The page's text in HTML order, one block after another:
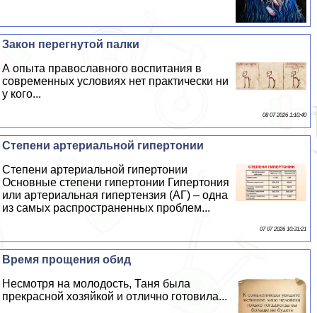
Закон перегнутой палки
А опыта православного воспитания в
современных условиях нет пpaктически ни
у кого...
08 07 2026 1:10:40
Степени артериальной гипертонии
Степени артериальной гипертонии
Основные степени гипертонии Гипертония
или артериальная гипертензия (АГ) – одна
из самых распространенных проблем...
07 07 2026 10:31:21
Время прощения обид
Несмотря на молодость, Таня была
прекрасной хозяйкой и отлично готовила...